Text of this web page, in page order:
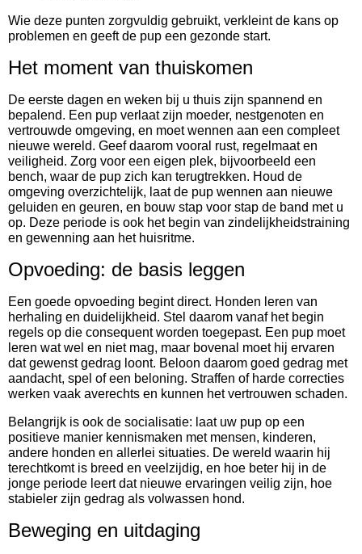
Wie deze punten zorgvuldig gebruikt, verkleint de kans op
problemen en geeft de pup een gezonde start.
Het moment van thuiskomen
De eerste dagen en weken bij u thuis zijn spannend en
bepalend. Een pup verlaat zijn moeder, nestgenoten en
vertrouwde omgeving, en moet wennen aan een compleet
nieuwe wereld. Geef daarom vooral rust, regelmaat en
veiligheid. Zorg voor een eigen plek, bijvoorbeeld een
bench, waar de pup zich kan terugtrekken. Houd de
omgeving overzichtelijk, laat de pup wennen aan nieuwe
geluiden en geuren, en bouw stap voor stap de band met u
op. Deze periode is ook het begin van zindelijkheidstraining
en gewenning aan het huisritme.
Opvoeding: de basis leggen
Een goede opvoeding begint direct. Honden leren van
herhaling en duidelijkheid. Stel daarom vanaf het begin
regels op die consequent worden toegepast. Een pup moet
leren wat wel en niet mag, maar bovenal moet hij ervaren
dat gewenst gedrag loont. Beloon daarom goed gedrag met
aandacht, spel of een beloning. Straffen of harde correcties
werken vaak averechts en kunnen het vertrouwen schaden.
Belangrijk is ook de socialisatie: laat uw pup op een
positieve manier kennismaken met mensen, kinderen,
andere honden en allerlei situaties. De wereld waarin hij
terechtkomt is breed en veelzijdig, en hoe beter hij in de
jonge periode leert dat nieuwe ervaringen veilig zijn, hoe
stabieler zijn gedrag als volwassen hond.
Beweging en uitdaging